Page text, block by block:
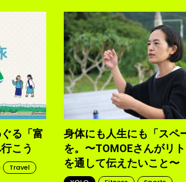
る「富
こう
Travel
身体にも人生にも「スペ
を。〜TOMOEさんがリ
を通して伝えたいこと〜